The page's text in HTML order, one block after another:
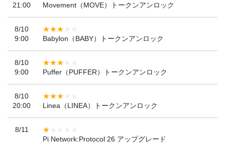
21:00
Movement（MOVE）トークンアンロック
8/10
9:00
Babylon（BABY）トークンアンロック
8/10
9:00
Puffer（PUFFER）トークンアンロック
8/10
20:00
Linea（LINEA）トークンアンロック
8/11
Pi Network:Protocol 26 アップグレード